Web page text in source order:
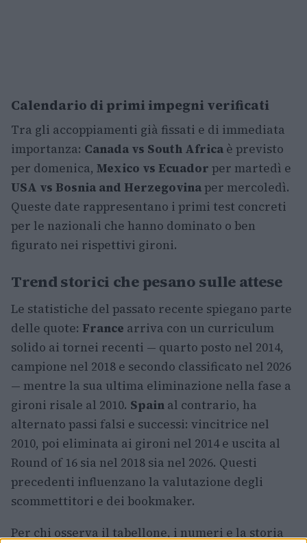
Calendario di primi impegni verificati
Tra gli accoppiamenti già fissati e di immediata
importanza: Canada vs South Africa è previsto
per domenica, Mexico vs Ecuador per martedì e
USA vs Bosnia and Herzegovinaper mercoledì.
Queste date rappresentano i primi test concreti
per le nazionali che hanno dominato o ben
figurato nei rispettivi gironi.
Trend storici che pesano sulle attese
Le statistiche del passato recente spiegano parte
delle quote: France arriva con un curriculum
solido ai tornei recenti — quarto posto nel 2014,
campione nel 2018 e secondo classificato nel 2026
— mentre la sua ultima eliminazione nella fase a
gironi risale al 2010. Spain al contrario, ha
alternato passi falsi e successi: vincitrice nel
2010, poi eliminata ai gironi nel 2014 e uscita al
Round of 16 sia nel 2018 sia nel 2026. Questi
precedenti influenzano la valutazione degli
scommettitori e dei bookmaker.
Per chi osserva il tabellone, i numeri e la storia